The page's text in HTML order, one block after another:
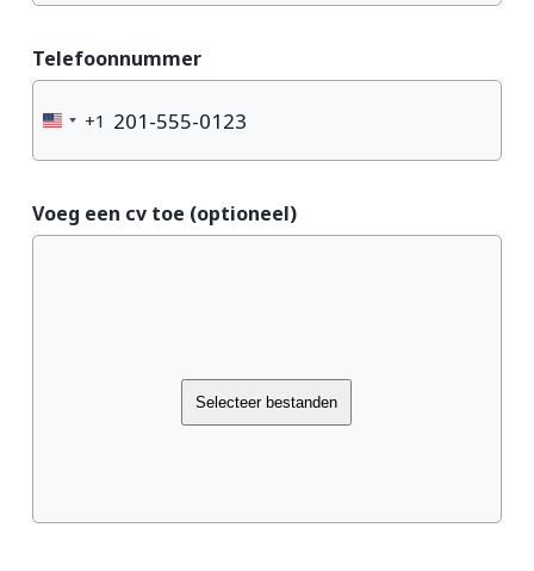
Telefoonnummer
United
States
+1
Voeg een cv toe (optioneel)
Selecteer bestanden